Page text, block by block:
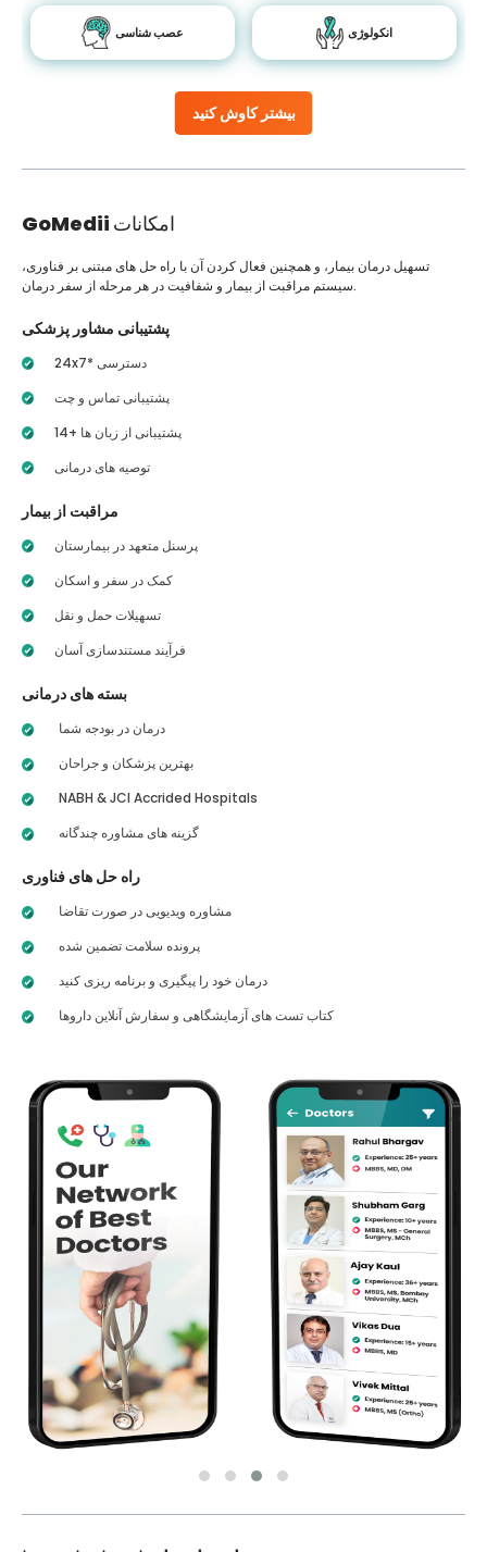
بیشتر کاوش کنید
عصب شناسی انکولوژی
GoMedii امکانات
تسهیل درمان بیمار، و همچنین فعال کردن آن با راه حل های مبتنی بر فناوری،
سیستم مراقبت از بیمار و شفافیت در هر مرحله از سفر درمان.
پشتیبانی مشاور پزشکی
24x7* دسترسی
پشتیبانی تماس و چت
14+ پشتیبانی از زبان ها
توصیه های درمانی
مراقبت از بیمار
پرسنل متعهد در بیمارستان
کمک در سفر و اسکان
تسهیلات حمل و نقل
فرآیند مستندسازی آسان
بسته های درمانی
درمان در بودجه شما
بهترین پزشکان و جراحان
NABH & JCI Accrided Hospitals
گزینه های مشاوره چندگانه
راه حل های فناوری
مشاوره ویدیویی در صورت تقاضا
پرونده سلامت تضمین شده
درمان خود را پیگیری و برنامه ریزی کنید
کتاب تست های آزمایشگاهی و سفارش آنلاین داروها